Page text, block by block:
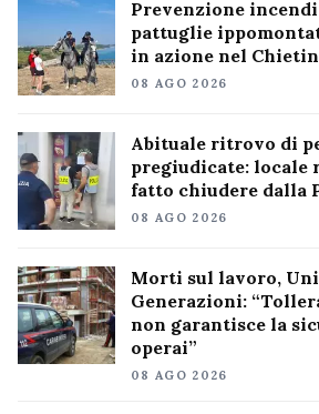
Prevenzione
pattuglie
in azione nel
08 AGO 2026
Abituale ritrovo di
pregiudicate: locale
fatto chiudere dalla
08 AGO 2026
Morti sul lavoro,
Generazioni:
non garantisce la
operai”
08 AGO 2026